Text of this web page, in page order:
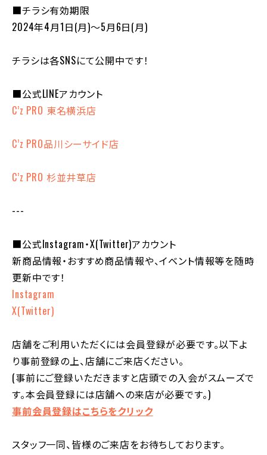
■チラシ有効期限
2024年4月1日(月)～5月6日(月)
チラシは各SNSにて公開中です！
■公式LINEアカウント
C’z PRO 東名横浜店
C’z PRO品川シーサイド店
C’z PRO 杉並井草店
---
■公式Instagram・X(Twitter)アカウント
新商品情報・おすすめ商品情報や、イベント情報等を随時
更新中です！
Instagram
X(Twitter)
店舗をご利用いただくには会員登録が必要です。以下よ
り事前登録の上、店舗にご来店ください。
(事前にご登録いただきますと店頭での入会がスムーズで
す。本会員登録には店舗への来店が必要です。)
事前会員登録はこちらをクリック
スタッフ一同、皆様のご来店をお待ちしております。